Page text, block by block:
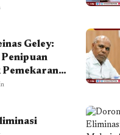
Masuknya
Geley:
DOB